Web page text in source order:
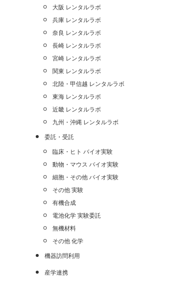
大阪 レンタルラボ
兵庫 レンタルラボ
奈良 レンタルラボ
長崎 レンタルラボ
宮崎 レンタルラボ
関東 レンタルラボ
北陸・甲信越 レンタルラボ
東海 レンタルラボ
近畿 レンタルラボ
九州・沖縄 レンタルラボ
委託・受託
臨床・ヒト バイオ実験
動物・マウス バイオ実験
細胞・その他 バイオ実験
その他 実験
有機合成
電池化学 実験委託
無機材料
その他 化学
機器訪問利用
産学連携